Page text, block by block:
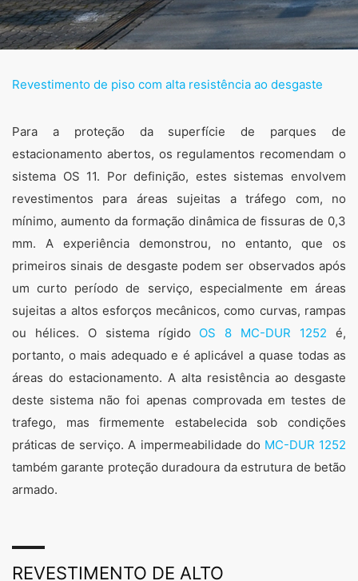
Revestimento de piso com alta resistência ao desgaste
Para a proteção da superfície de parques de
estacionamento abertos, os regulamentos recomendam o
sistema OS 11. Por definição, estes sistemas envolvem
revestimentos para áreas sujeitas a tráfego com, no
mínimo, aumento da formação dinâmica de fissuras de 0,3
mm. A experiência demonstrou, no entanto, que os
primeiros sinais de desgaste podem ser observados após
um curto período de serviço, especialmente em áreas
sujeitas a altos esforços mecânicos, como curvas, rampas
ou hélices. O sistema rígido OS 8 MC-DUR 1252 é,
portanto, o mais adequado e é aplicável a quase todas as
áreas do estacionamento. A alta resistência ao desgaste
deste sistema não foi apenas comprovada em testes de
trafego, mas firmemente estabelecida sob condições
práticas de serviço. A impermeabilidade do MC-DUR 1252
também garante proteção duradoura da estrutura de betão
armado.
REVESTIMENTO DE ALTO